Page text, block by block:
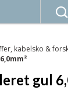
kabelsko &
gul